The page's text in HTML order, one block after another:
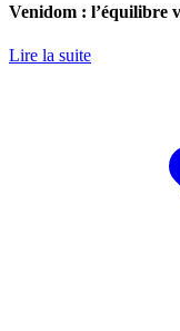
Venidom : l’équilibre
Lire la suite